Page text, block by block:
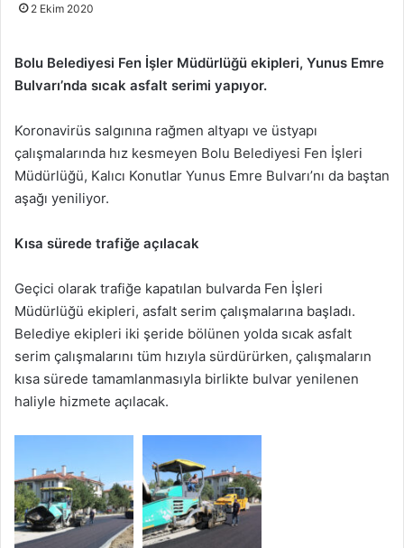
2 Ekim 2020
Bolu Belediyesi Fen İşler Müdürlüğü ekipleri, Yunus Emre
Bulvarı’nda sıcak asfalt serimi yapıyor.
Koronavirüs salgınına rağmen altyapı ve üstyapı
çalışmalarında hız kesmeyen Bolu Belediyesi Fen İşleri
Müdürlüğü, Kalıcı Konutlar Yunus Emre Bulvarı’nı da baştan
aşağı yeniliyor.
Kısa sürede trafiğe açılacak
Geçici olarak trafiğe kapatılan bulvarda Fen İşleri
Müdürlüğü ekipleri, asfalt serim çalışmalarına başladı.
Belediye ekipleri iki şeride bölünen yolda sıcak asfalt
serim çalışmalarını tüm hızıyla sürdürürken, çalışmaların
kısa sürede tamamlanmasıyla birlikte bulvar yenilenen
haliyle hizmete açılacak.